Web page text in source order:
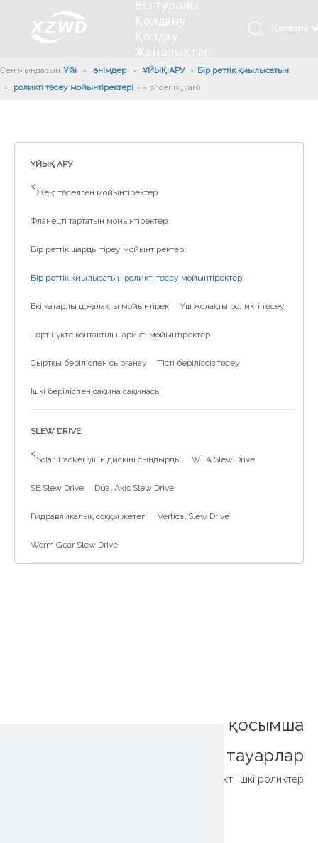
Кесетін төсеу
Біз туралы
Компания туралы мәлімет
Қолдану
Инженерлік машиналар
Қолдау
Мойынтіректерді орнату
Жаңалықтар
Ұзындығы сақина
Бізбен
хабарласыңыз
Қазақша
Türk dili
Сен мындасың: Үйі » өнімдер » ҰЙЫҚ АРУ » Бір реттік қиылысатын
роликті төсеу мойынтіректері » ~!phoenix_var0!~
ҰЙЫҚ АРУ
>
Жеңіл төселген мойынтіректер
Фланецті тартатын мойынтіректер
Бір реттік шарды тіреу мойынтіректері
Бір реттік қиылысатын роликті төсеу мойынтіректері
Екі қатарлы доңғалақты мойынтірек Үш жолақты роликті төсеу
Төрт нүкте контактілі шарикті мойынтіректер
Сыртқы беріліспен сырғанау Тісті беріліссіз төсеу
Ішкі беріліспен сақина сақинасы
SLEW DRIVE
>
Solar Tracker үшін дискіні сындырды WEA Slew Drive
SE Slew Drive Dual Axis Slew Drive
Гидравликалық соққы жетегі Vertical Slew Drive
Worm Gear Slew Drive
қосымша
тауарлар